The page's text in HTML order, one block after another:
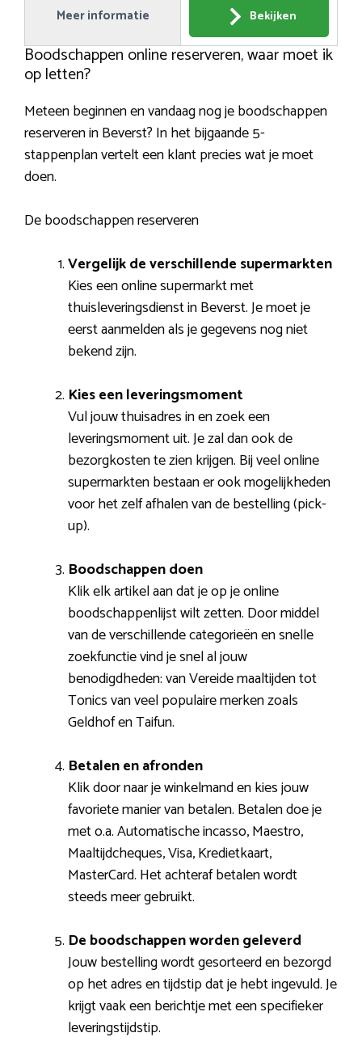
Meer informatie Bekijken
Boodschappen online reserveren, waar moet ik
op letten?
Meteen beginnen en vandaag nog je boodschappen
reserveren in Beverst? In het bijgaande 5-
stappenplan vertelt een klant precies wat je moet
doen.
De boodschappen reserveren
Vergelijk de verschillende supermarkten
Kies een online supermarkt met
thuisleveringsdienst in Beverst. Je moet je
eerst aanmelden als je gegevens nog niet
bekend zijn.
Kies een leveringsmoment
Vul jouw thuisadres in en zoek een
leveringsmoment uit. Je zal dan ook de
bezorgkosten te zien krijgen. Bij veel online
supermarkten bestaan er ook mogelijkheden
voor het zelf afhalen van de bestelling (pick-
up).
Boodschappen doen
Klik elk artikel aan dat je op je online
boodschappenlijst wilt zetten. Door middel
van de verschillende categorieën en snelle
zoekfunctie vind je snel al jouw
benodigdheden: van Vereide maaltijden tot
Tonics van veel populaire merken zoals
Geldhof en Taifun.
Betalen en afronden
Klik door naar je winkelmand en kies jouw
favoriete manier van betalen. Betalen doe je
met o.a. Automatische incasso, Maestro,
Maaltijdcheques, Visa, Kredietkaart,
MasterCard. Het achteraf betalen wordt
steeds meer gebruikt.
De boodschappen worden geleverd
Jouw bestelling wordt gesorteerd en bezorgd
op het adres en tijdstip dat je hebt ingevuld. Je
krijgt vaak een berichtje met een specifieker
leveringstijdstip.